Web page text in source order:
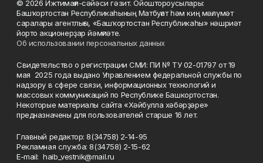
© 2026 Ижтимағи-сәйәси гәзит. Ойоштороусылары:
Башҡортостан Республикаһының Матбуғат һәм киң мәғлүмәт
саралары агентлығы, «Башҡортостан Республикаһы» нәшриәт
йорто акционерҙар йәмғиәте.
Об использовании персональных данных
Свидетельство о регистрации СМИ: ПИ № ТУ 02-01797 от 19
мая 2025 года выдано Управлением федеральной службы по
надзору в сфере связи, информационных технологий и
массовых коммуникаций по Республике Башкортостан.
Некоторые материалы сайта «Хәйбулла хәбәрҙәре»
предназначены для пользователей старше 16 лет.
Главный редактор: 8(34758) 2-14-95
Рекламная служба: 8(34758) 2-15-62
Е-mаil: haib_vestnik@mail.ru